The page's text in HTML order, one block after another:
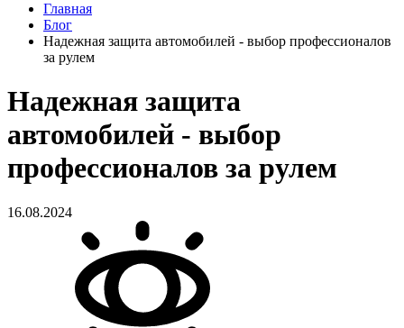
Главная
Блог
Надежная защита автомобилей - выбор профессионалов
за рулем
Надежная защита
автомобилей - выбор
профессионалов за рулем
16.08.2024